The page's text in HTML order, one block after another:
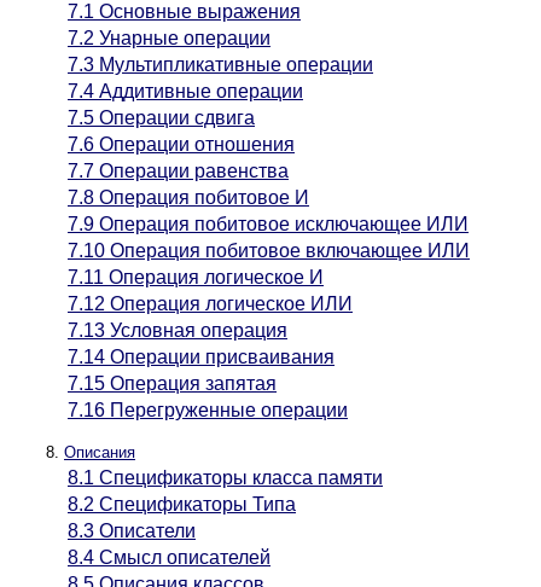
7.1 Основные выражения
7.2 Унарные операции
7.3 Мультипликативные операции
7.4 Аддитивные операции
7.5 Операции сдвига
7.6 Операции отношения
7.7 Операции равенства
7.8 Операция побитовое И
7.9 Операция побитовое исключающее ИЛИ
7.10 Операция побитовое включающее ИЛИ
7.11 Операция логическое И
7.12 Операция логическое ИЛИ
7.13 Условная операция
7.14 Операции присваивания
7.15 Операция запятая
7.16 Перегруженные операции
Описания
8.1 Спецификаторы класса памяти
8.2 Спецификаторы Типа
8.3 Описатели
8.4 Смысл описателей